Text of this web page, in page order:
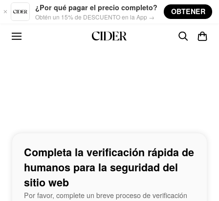
Skip to main content
¿Por qué pagar el precio completo?
Obtén un 15% de DESCUENTO en la App →
OBTENER
Completa la verificación rápida de
humanos para la seguridad del
sitio web
Por favor, complete un breve proceso de verificación